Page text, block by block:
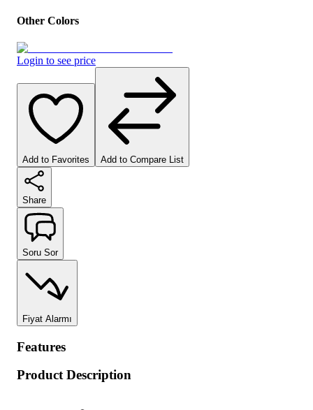
Other Colors
Login to see price
Add to Favorites Add to Compare List
Share
Soru Sor
Fiyat Alarmı
Features
Product Description